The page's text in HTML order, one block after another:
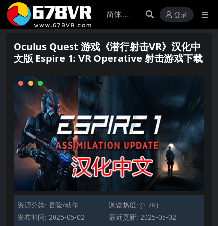
登录
Oculus Quest 游戏《潜行射击VR》汉化中
文版 Espire 1: VR Operative 射击游戏下载
资源分类: 冒险/动作
浏览热度: (3.7K)
发布时间: 2025-05-02
最近更新: 2025-05-02